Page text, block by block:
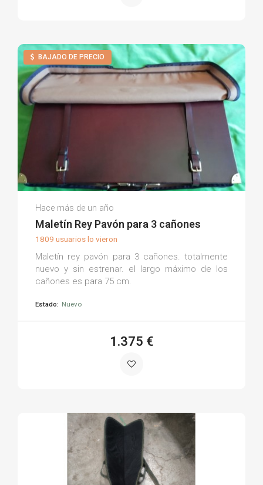
BAJADO DE PRECIO
Julian S.
Hace más de un año
Maletín Rey Pavón para 3 cañones
1809 usuarios lo vieron
Maletín rey pavón para 3 cañones. totalmente
nuevo y sin estrenar. el largo máximo de los
cañones es para 75 cm.
Estado: Nuevo
1.375 €